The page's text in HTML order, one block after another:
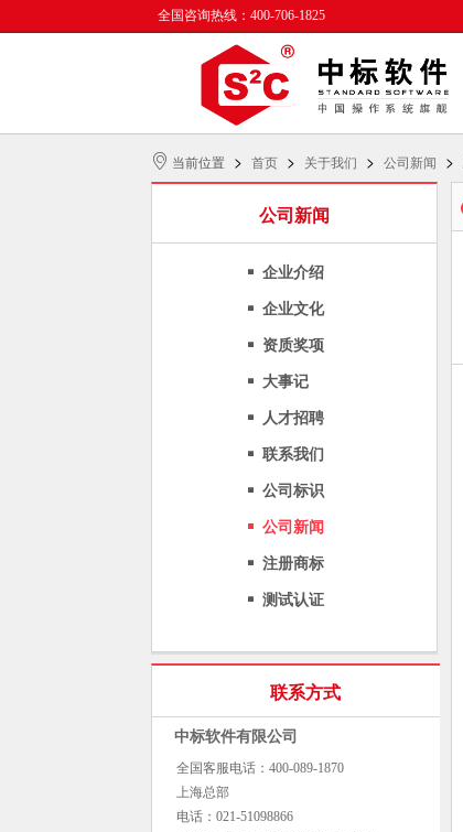
全国咨询热线：400-706-1825
当前位置 > 首页 > 关于我们 > 公司新闻 >
公司新闻
企业介绍
企业文化
资质奖项
大事记
人才招聘
联系我们
公司标识
公司新闻
注册商标
测试认证
联系方式
中标软件有限公司
全国客服电话：400-089-1870
上海总部
电话：021-51098866